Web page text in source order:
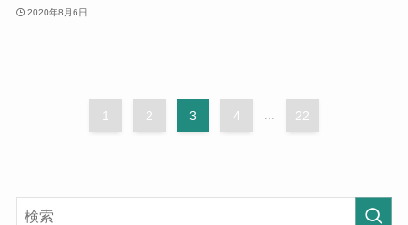
2020年8月6日
1 2 3 4 ... 22